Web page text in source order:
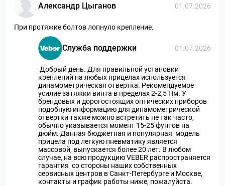
Александр Цыганов 01.07.2026
При протяжке болтов лопнуло крепление.
Служба поддержки 01.07.2026
Добрый день. Для правильной установки
креплений на любых прицелах используется
динамометрическая отвертка. Рекомендуемое
усилие затяжки винта в пределах 2-2,5 Нм. У
брендовых и дорогостоящих оптических приборов
подобную информацию для динамометрической
отвертки также можно встретить не так часто,
обычно указывается момент 15-25 фунтов на
дюйм. Данная бюджетная и популярная модель
прицела под легкую пневматику является
массовой, выпускается более 20 лет. В любом
случае, на всю продукцию VEBER распространяется
гарантия со стороны наших собственных
сервисных центров в Санкт-Петербурге и Москве,
контакты и график работы ниже, пожалуйста.